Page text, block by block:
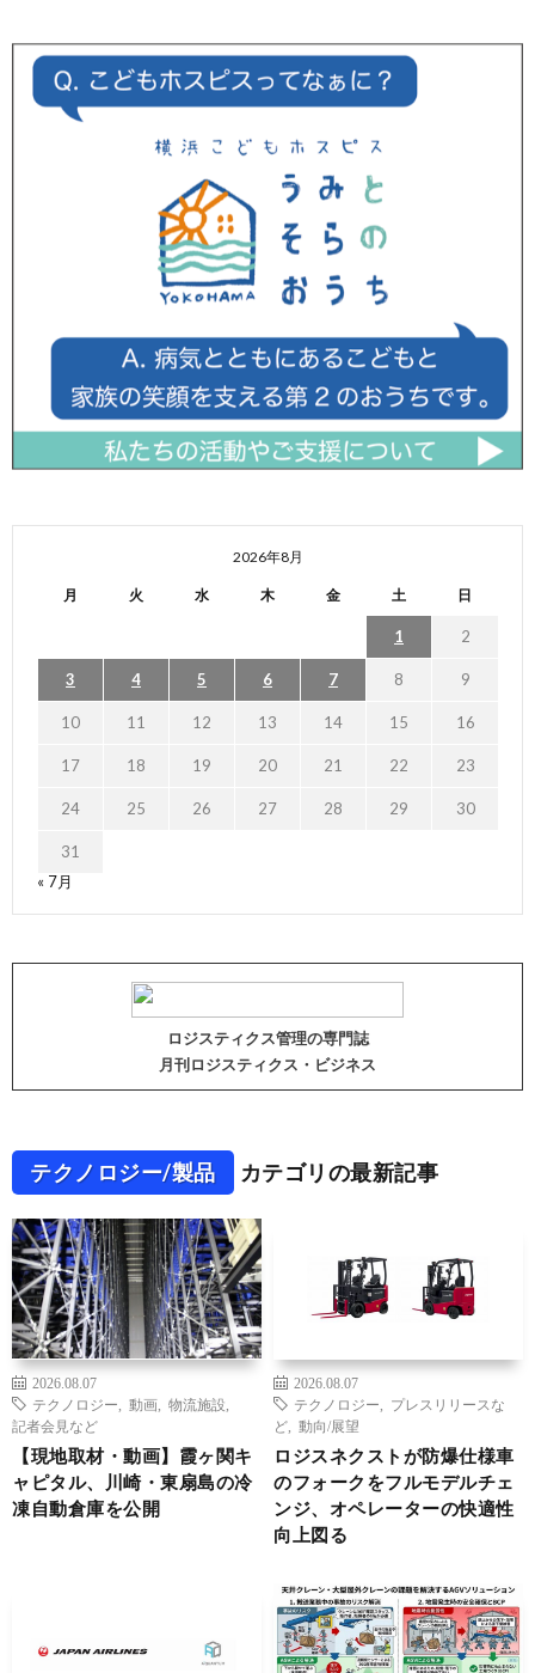
2026年8月
月 火 水 木 金 土 日
1 2
3 4 5 6 7 8 9
10 11 12 13 14 15 16
17 18 19 20 21 22 23
24 25 26 27 28 29 30
31
« 7月
ロジスティクス管理の専門誌
月刊ロジスティクス・ビジネス
テクノロジー/製品 カテゴリの最新記事
2026.08.07
テクノロジー
動画 物流施設
記者会見など
【現地取材・動画】霞ヶ関キ
ャピタル、川崎・東扇島の冷
凍自動倉庫を公開
2026.08.07
テクノロジー
プレスリリースな
ど
動向/展望
ロジスネクストが防爆仕様車
のフォークをフルモデルチェ
ンジ、オペレーターの快適性
向上図る